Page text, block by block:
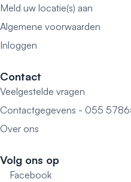
Meld uw locatie(s) aan
Algemene voorwaarden
Inloggen
Contact
Veelgestelde vragen
Contactgegevens - 055
Over ons
Volg ons op
Facebook